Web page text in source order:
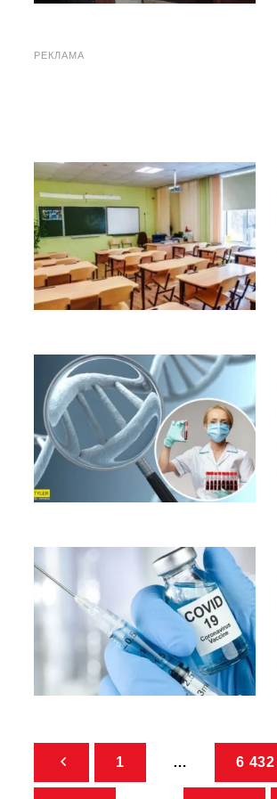
РЕКЛАМА
1 … 6 432